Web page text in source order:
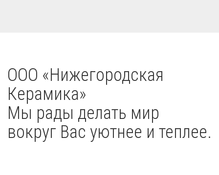
OOO «Нижегородская
Керамика»
Мы рады делать мир
вокруг Вас уютнее и теплее.